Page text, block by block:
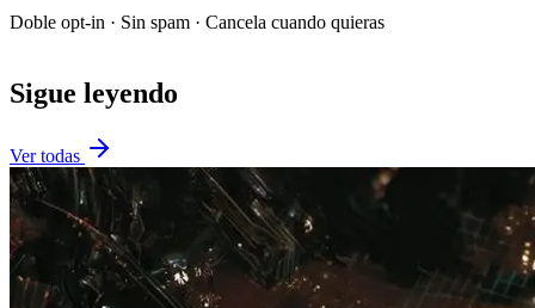
Doble opt-in · Sin spam · Cancela cuando quieras
Sigue leyendo
Ver todas